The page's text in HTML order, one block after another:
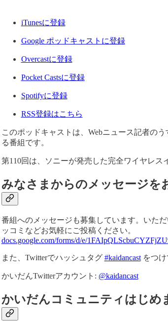
iTunesに登録
Google ポッドキャストに登録
Overcastに登録
Pocket Castsに登録
Spotifyに登録
RSS登録はこちら
このポッドキャストは、Webニュース記者の
る番組です。
第110回は、ソニーが発売した完全ワイヤレス
みなさまからのメッセージを
番組へのメッセージも募集しています。いた
ッコミなどお気軽にご投稿ください。
docs.google.com/forms/d/e/
また、Twitterでハッシュタグ #kaidancastをつけ
かいだんTwitterアカウント: @kaidancast
かいだんコミュニティはじめ